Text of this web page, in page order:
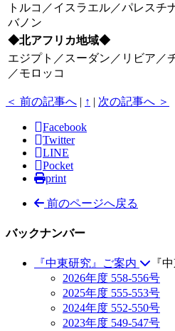
トルコ／イスラエル／パレスチ
バノン
◆北アフリカ地域◆
エジプト／スーダン／リビア／
／モロッコ
＜ 前の記事へ | ↑ | 次の記事へ ＞
Facebook
Twitter
LINE
Pocket
print
前のページへ戻る
バックナンバー
『中東研究』ご案内
『
2026年度 558-556号
2025年度 555-553号
2024年度 552-550号
2023年度 549-547号